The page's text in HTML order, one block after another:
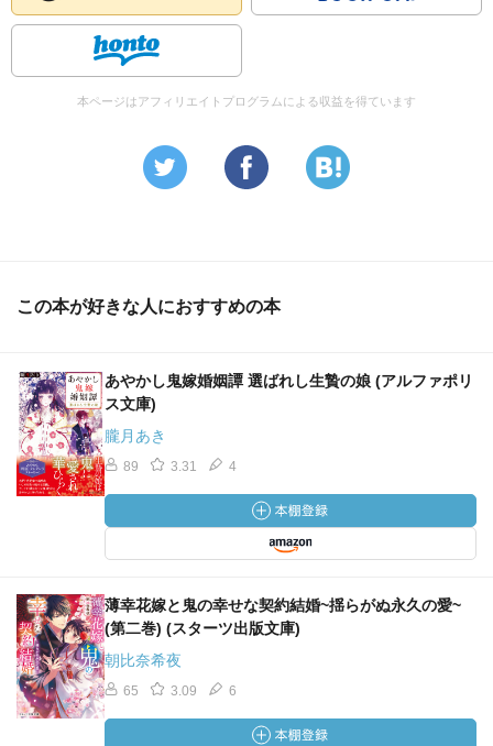
本ページはアフィリエイトプログラムによる収益を得ています
この本が好きな人におすすめの本
あやかし鬼嫁婚姻譚 選ばれし生贄の娘 (アルファポリ
ス文庫)
朧月あき
89 3.31 4
薄幸花嫁と鬼の幸せな契約結婚~揺らがぬ永久の愛~
(第二巻) (スターツ出版文庫)
朝比奈希夜
65 3.09 6